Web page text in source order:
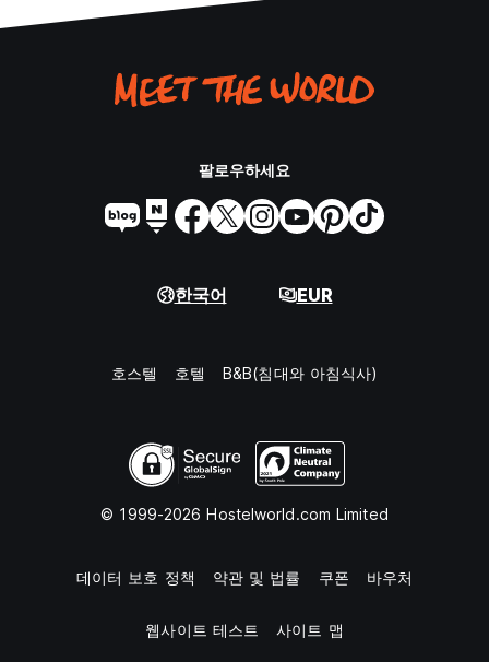
팔로우하세요
한국어 EUR
호스텔 호텔 B&B(침대와 아침식사)
© 1999-2026 Hostelworld.com Limited
데이터 보호 정책 약관 및 법률 쿠폰 바우처
웹사이트 테스트 사이트 맵